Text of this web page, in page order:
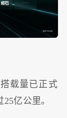
载量已正式
亿公里。